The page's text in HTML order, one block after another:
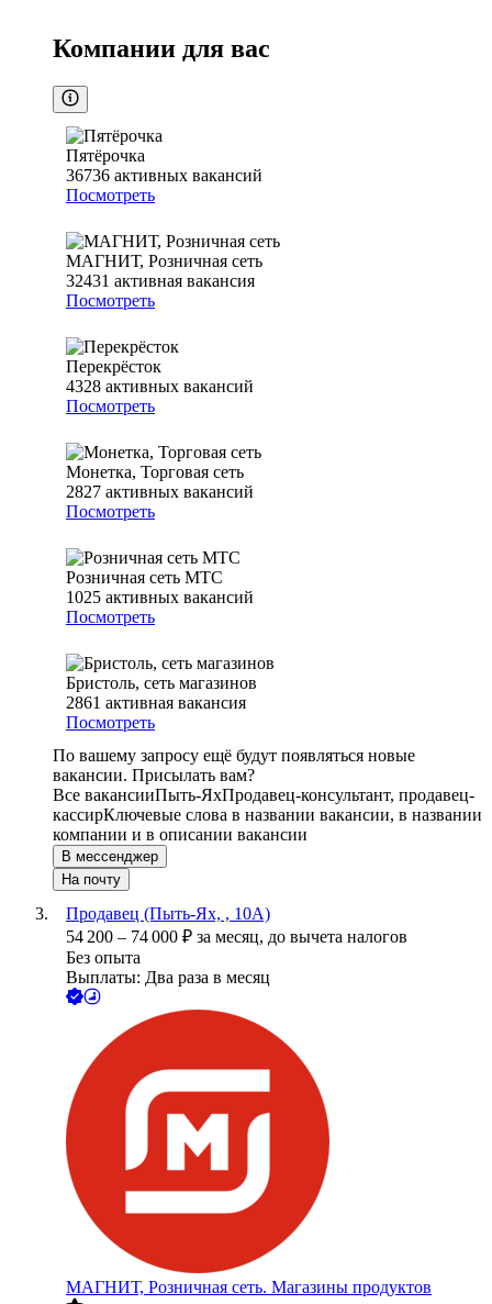
Компании для вас
Пятёрочка
36736 активных вакансий
Посмотреть
МАГНИТ, Розничная сеть
32431 активная вакансия
Посмотреть
Перекрёсток
4328 активных вакансий
Посмотреть
Монетка, Торговая сеть
2827 активных вакансий
Посмотреть
Розничная сеть МТС
1025 активных вакансий
Посмотреть
Бристоль, сеть магазинов
2861 активная вакансия
Посмотреть
По вашему запросу ещё будут появляться новые
вакансии. Присылать вам?
Все вакансииПыть-ЯхПродавец-консультант, продавец-
кассирКлючевые слова в названии вакансии, в названии
компании и в описании вакансии
В мессенджер
На почту
Продавец (Пыть-Ях, , 10А)
54 200 – 74 000 ₽ за месяц, до вычета налогов
Без опыта
Выплаты: Два раза в месяц
МАГНИТ, Розничная сеть. Магазины продуктов